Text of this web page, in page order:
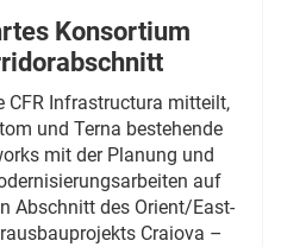
Konsortium
CFR Infrastructura mitteilt,
und Terna bestehende
mit der Planung und
auf
Abschnitt des Orient/East-
Craiova –